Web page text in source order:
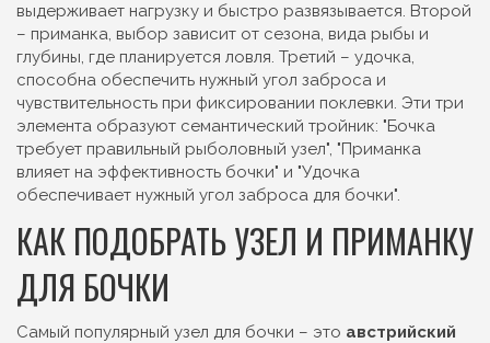
выдерживает нагрузку и быстро развязывается. Второй
– приманка, выбор зависит от сезона, вида рыбы и
глубины, где планируется ловля. Третий – удочка,
способна обеспечить нужный угол заброса и
чувствительность при фиксировании поклевки. Эти три
элемента образуют семантический тройник: "Бочка
требует правильный рыболовный узел", "Приманка
влияет на эффективность бочки" и "Удочка
обеспечивает нужный угол заброса для бочки".
КАК ПОДОБРАТЬ УЗЕЛ И ПРИМАНКУ
ДЛЯ БОЧКИ
Самый популярный узел для бочки – это австрийский